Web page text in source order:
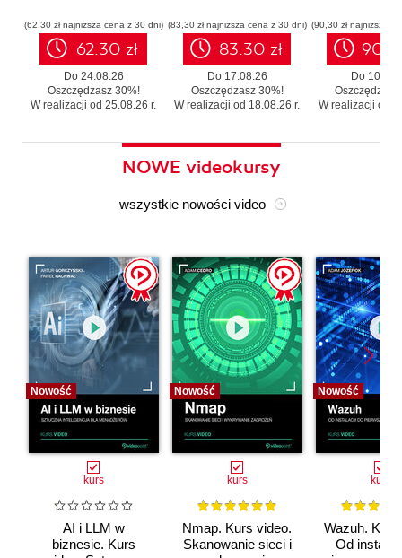
autonomicznych
systemów
(62,30 zł najniższa cena z 30 dni)
62.30 zł
Do 24.08.26
Oszczędzasz 30%!
W realizacji od 25.08.26 r.
sztucznej
inteligencji
(83,30 zł najniższa cena z 30 dni)
83.30 zł
Do 17.08.26
Oszczędzasz 30%!
W realizacji od 18.08.26 r.
legacy
zbędnego
(90,30 zł najniższa
Do
Oszczędzasz
W realizacji od
NOWE videokursy
wszystkie nowości video
Nowość
kurs
AI i LLM w
biznesie. Kurs
Nowość
kurs
Nmap. Kurs video.
Skanowanie sieci i
Nowość
kurs
Wazuh. Kurs
Od